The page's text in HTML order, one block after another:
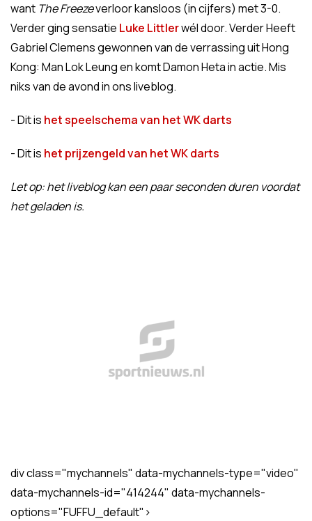
want The Freezeverloor kansloos (in cijfers) met 3-0.
Verder ging sensatie Luke Littlerwél door. Verder Heeft
Gabriel Clemens gewonnen van de verrassing uit Hong
Kong: Man Lok Leung en komt Damon Heta in actie. Mis
niks van de avond in ons liveblog.
- Dit is het speelschema van het WK darts
- Dit is het prijzengeld van het WK darts
Let op: het liveblog kan een paar seconden duren voordat
het geladen is.
div class="mychannels" data-mychannels-type="video"
data-mychannels-id="414244" data-mychannels-
options="FUFFU_default">